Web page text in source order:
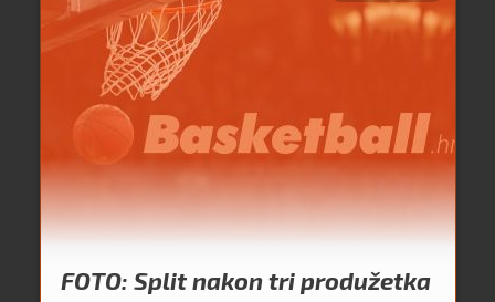
FOTO: Split nakon tri produžetka